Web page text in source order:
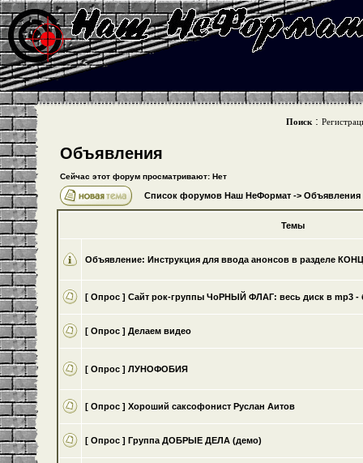
Поиск :
Объявления
Сейчас этот форум просматривают: Нет
Список форумов Наш НеФормат -> Объявления
Темы
Объявление: Инструкция для ввода анонсов в разделе
[ Опрос ] Cайт рок-группы ЧоРНЫЙ ФЛАГ: весь диск в mp3 -
[ Опрос ] Делаем видео
[ Опрос ] ЛУНОФОБИЯ
[ Опрос ] Хороший саксофонист Руслан Аитов
[ Опрос ] Группа ДОБРЫЕ ДЕЛА (демо)